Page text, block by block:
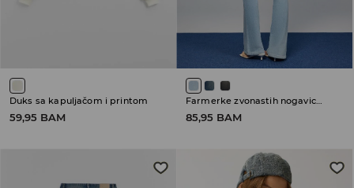
Duks sa kapuljačom i printom
59,95 BAM
Farmerke zvonastih nogavica sa niskim strukom
85,95 BAM